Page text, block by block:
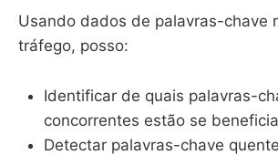
Usando dados de palavras-chave
tráfego, posso:
Identificar de quais palavras-
concorrentes estão se
Detectar palavras-chave